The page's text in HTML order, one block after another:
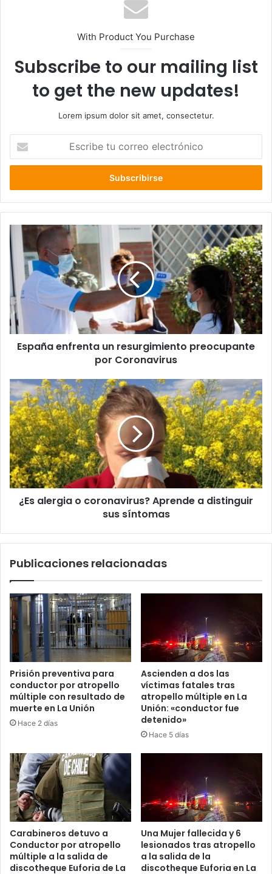
With Product You Purchase
Subscribe to our mailing list
to get the new updates!
Lorem ipsum dolor sit amet, consectetur.
correo
España
enfrenta
un
resurgimiento
preocupante
por
Coronavirus
España enfrenta un resurgimiento preocupante
por Coronavirus
¿Es
alergia
o
coronavirus?
Aprende
a
distinguir
sus
síntomas
¿Es alergia o coronavirus? Aprende a distinguir
sus síntomas
Publicaciones relacionadas
Prisión preventiva para
conductor por atropello
múltiple con resultado de
muerte en La Unión
Hace 2 días
Ascienden a dos las
víctimas fatales tras
atropello múltiple en La
Unión: «conductor fue
detenido»
Hace 5 días
Carabineros detuvo a
Conductor por atropello
múltiple a la salida de
discotheque Euforia de La
Una Mujer fallecida y 6
lesionados tras atropello
a la salida de la
discotheque Euforia en La